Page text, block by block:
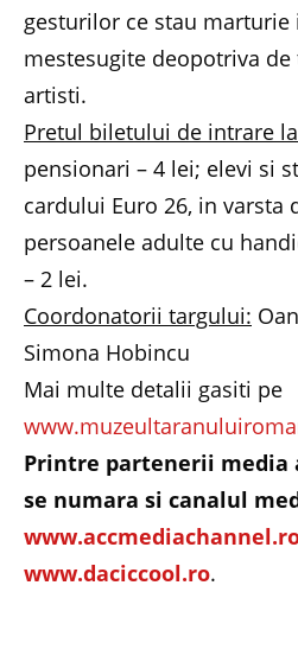
gesturilor ce stau
mestesugite deopotriva de
artisti.
Pretul biletului de intrare
pensionari – 4 lei; elevi si
cardului Euro 26, in varsta
persoanele adulte cu
– 2 lei.
Coordonatorii targului:
Simona Hobincu
Mai multe detalii gasiti pe
Printre partenerii
se numara si canalul
www.daciccool.ro.